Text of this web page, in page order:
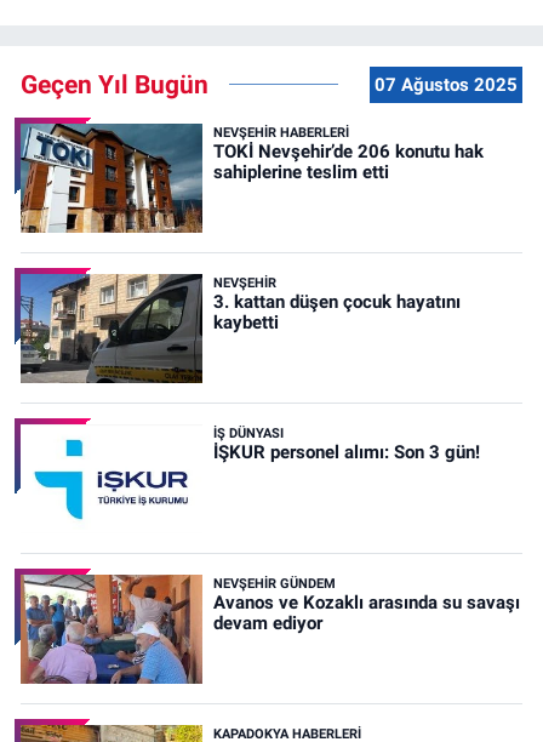
Geçen Yıl Bugün 07 Ağustos 2025
NEVŞEHIR HABERLERI
TOKİ Nevşehir’de 206 konutu hak
sahiplerine teslim etti
NEVŞEHIR
3. kattan düşen çocuk hayatını
kaybetti
İŞ DÜNYASI
İŞKUR personel alımı: Son 3 gün!
NEVŞEHIR GÜNDEM
Avanos ve Kozaklı arasında su savaşı
devam ediyor
KAPADOKYA HABERLERI